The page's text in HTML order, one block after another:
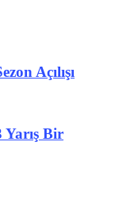
Açılışı
Bir